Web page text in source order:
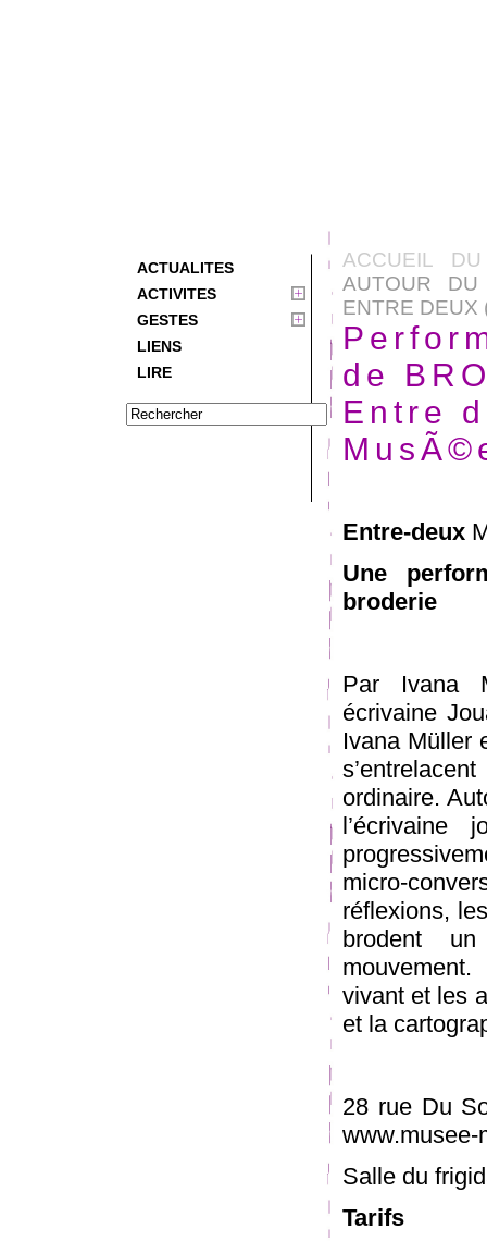
ACTUALITES
ACTIVITES
GESTES
LIENS
LIRE
ACCUEIL
AUTOUR
ENTRE DEUX
de
Entre
Entre-deux
Une
broderie
Par Ivana
écrivaine
Ivana Müller
ordinaire.
micro-
réflexions,
brodent
vivant et les
et la
28 rue Du
www.musee-
Salle du
Tarifs